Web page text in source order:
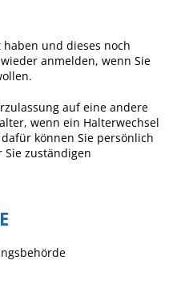
haben und dieses noch
anmelden, wenn Sie
auf eine andere
wenn ein Halterwechsel
können Sie persönlich
zuständigen